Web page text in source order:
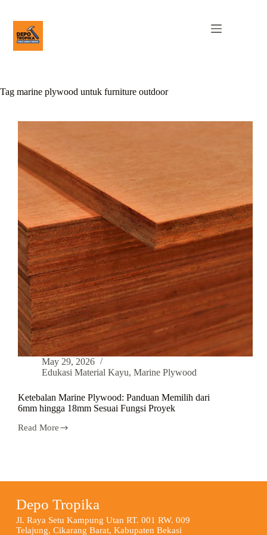
Tag marine plywood untuk furniture outdoor
May 29, 2026
Edukasi Material Kayu, Marine Plywood
Ketebalan Marine Plywood: Panduan Memilih dari
6mm hingga 18mm Sesuai Fungsi Proyek
Read More
Depo Tropika
Jl. Raya Setu Kampung Utan RT. 001 RW. 009
Telajung, Cikarang Barat, Kabupaten Bekasi